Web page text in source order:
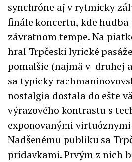
synchróne aj v rytmicky
finále koncertu, kde hudba
závratnom tempe. Na
hral Trpčeski lyrické
pomalšie (najmä v druhej
sa typicky
nostalgia dostala do ešte
výrazového kontrastu s
exponovanými
Nadšenému publiku sa
prídavkami. Prvým z nich